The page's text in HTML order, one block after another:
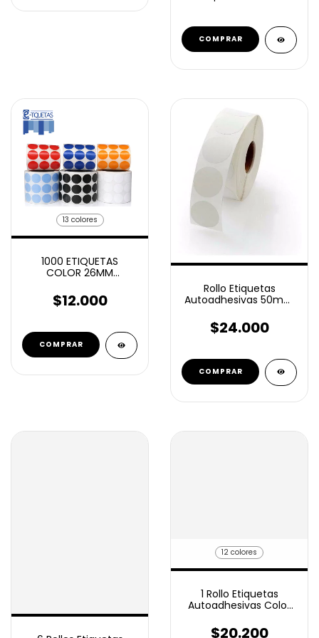
13 colores
1000 ETIQUETAS
COLOR 26MM
AUTOADHESIVOS
$12.000
COMPRAR
Rollo Etiquetas
Autoadhesivas 50mm
1000u
$24.000
12 colores
1 Rollo Etiquetas
Autoadhesivas Color
$20.200